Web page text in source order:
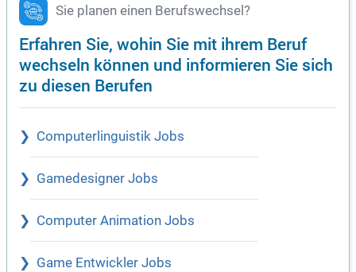
Sie planen einen Berufswechsel?
Erfahren Sie, wohin Sie mit ihrem Beruf
wechseln können und informieren Sie sich
zu diesen Berufen
Computerlinguistik Jobs
Gamedesigner Jobs
Computer Animation Jobs
Game Entwickler Jobs